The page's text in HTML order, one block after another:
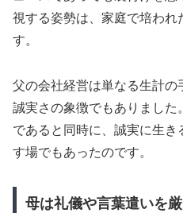
視する姿勢は、家庭で培われ
す。
父の会社経営は単なる生計の
誠実さの象徴でもありまし
であると同時に、誠実に生
す場でもあったのです。
母は礼儀や言葉遣いを